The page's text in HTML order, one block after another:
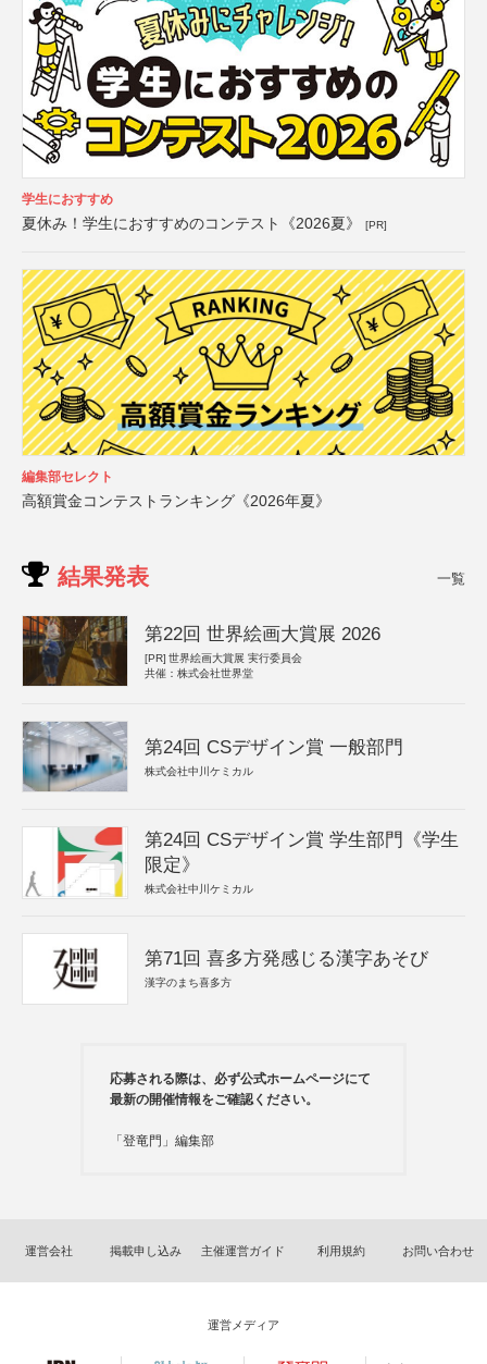
学生におすすめ
夏休み！学生におすすめのコンテスト《2026夏》 [PR]
編集部セレクト
高額賞金コンテストランキング《2026年夏》
結果発表 一覧
第22回 世界絵画大賞展 2026
[PR] 世界絵画大賞展 実行委員会
共催：株式会社世界堂
第24回 CSデザイン賞 一般部門
株式会社中川ケミカル
第24回 CSデザイン賞 学生部門《学生
限定》
株式会社中川ケミカル
第71回 喜多方発感じる漢字あそび
漢字のまち喜多方
応募される際は、必ず公式ホームページにて
最新の開催情報をご確認ください。
「登竜門」編集部
運営会社 掲載申し込み 主催運営ガイド 利用規約 お問い合わせ
運営メディア